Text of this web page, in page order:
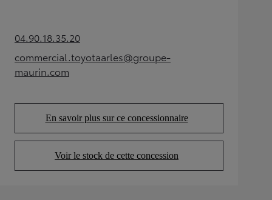
04.90.18.35.20(Opens in new tab)
commercial.toyotaarles@groupe-
maurin.com
En savoir plus sur ce concessionnaire
(Opens in new tab)
Voir le stock de cette concession
(Opens in new tab)